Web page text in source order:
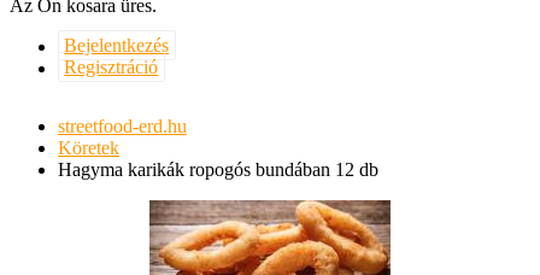
Az Ön kosara üres.
Bejelentkezés
Regisztráció
streetfood-erd.hu
Köretek
Hagyma karikák ropogós bundában 12 db